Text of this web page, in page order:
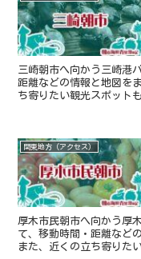
三崎朝市へ向かう三崎港
距離などの情報と地図を
ち寄りたい観光スポット
関東地方（アクセス）
厚木市民朝市へ向かう厚
て、移動時間・距離など
また、近くの立ち寄りた